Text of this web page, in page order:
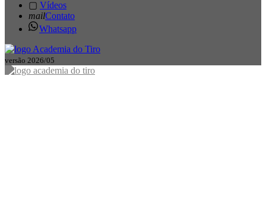
▢ Vídeos
mailContato
Whatsapp
versão 2026/05